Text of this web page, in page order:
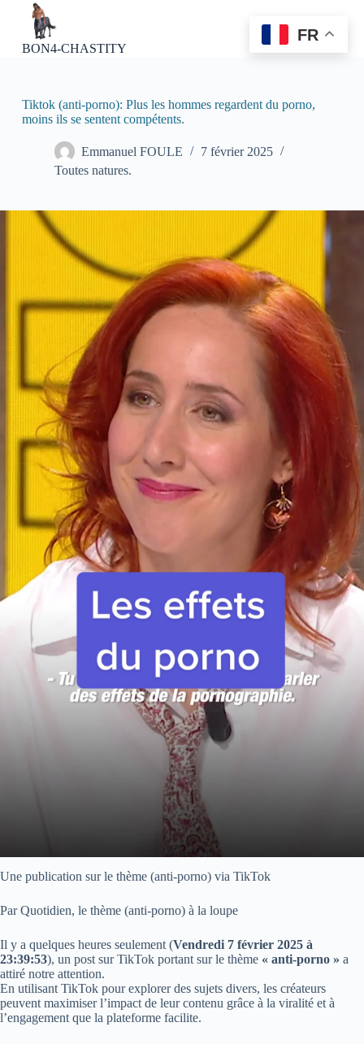
u
BON4-CHASTITY
Tiktok (anti-porno): Plus les hommes regardent du porno,
moins ils se sentent compétents.
Emmanuel FOULE
7 février 2025
Toutes natures.
Une publication sur le thème (anti-porno) via TikTok
Par Quotidien, le thème (anti-porno) à la loupe
Il y a quelques heures seulement (Vendredi 7 février 2025 à
23:39:53), un post sur TikTok portant sur le thème « anti-porno » a
attiré notre attention.
En utilisant TikTok pour explorer des sujets divers, les créateurs
peuvent maximiser l’impact de leur contenu grâce à la viralité et à
l’engagement que la plateforme facilite.
FR